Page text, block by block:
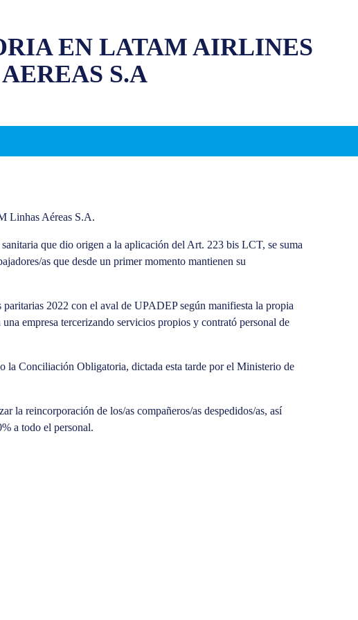
EN LATAM AIRLINES
S.A
Linhas Aéreas S.A.
que dio origen a la aplicación del Art. 223 bis LCT, se suma
as que desde un primer momento mantienen su
2022 con el aval de UPADEP según manifiesta la propia
empresa tercerizando servicios propios y contrató personal de
la Conciliación Obligatoria, dictada esta tarde por el Ministerio de
la reincorporación de los/as compañeros/as despedidos/as, así
a todo el personal.